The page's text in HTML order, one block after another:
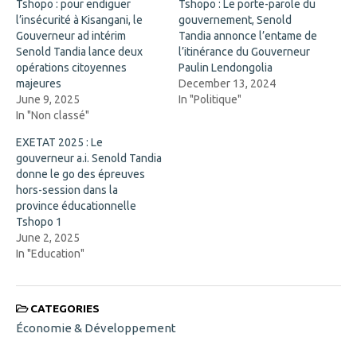
(
O
p
e
n
s
i
n
n
e
w
n
d
o
w
)
n
n
e
w
w
i
n
)
Tshopo : pour endiguer
l’insécurité à Kisangani, le
Gouverneur ad intérim
Senold Tandia lance deux
opérations citoyennes
majeures
June 9, 2025
In "Non classé"
Tshopo : Le porte-parole du
gouvernement, Senold
Tandia annonce l’entame de
l’itinérance du Gouverneur
Paulin Lendongolia
December 13, 2024
In "Politique"
EXETAT 2025 : Le
gouverneur a.i. Senold Tandia
donne le go des épreuves
hors-session dans la
province éducationnelle
Tshopo 1
June 2, 2025
In "Education"
CATEGORIES
Économie & Développement